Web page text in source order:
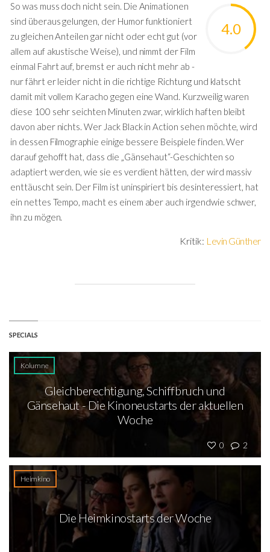
4.0
So was muss doch nicht sein. Die Animationen
sind überaus gelungen, der Humor funktioniert
zu gleichen Anteilen gar nicht oder echt gut (vor
allem auf akustische Weise), und nimmt der Film
einmal Fahrt auf, bremst er auch nicht mehr ab -
nur fährt er leider nicht in die richtige Richtung und klatscht
damit mit vollem Karacho gegen eine Wand. Kurzweilig waren
diese 100 sehr seichten Minuten zwar, wirklich haften bleibt
davon aber nichts. Wer Jack Black in Action sehen möchte, wird
in dessen Filmographie einige bessere Beispiele finden. Wer
darauf gehofft hat, dass die „Gänsehaut“-Geschichten so
adaptiert werden, wie sie es verdient hätten, der wird massiv
enttäuscht sein. Der Film ist uninspiriert bis desinteressiert, hat
ein nettes Tempo, macht es einem aber auch irgendwie schwer,
ihn zu mögen.
Kritik: Levin Günther
SPECIALS
Kolumne
0 2
Gleichberechtigung, Schiffbruch und
Gänsehaut - Die Kinoneustarts der aktuellen
Woche
Heimkino
Die Heimkinostarts der Woche